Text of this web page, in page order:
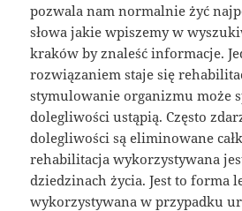
pozwala nam normalnie żyć
słowa jakie wpiszemy w
kraków by znaleść informacje.
rozwiązaniem staje się
stymulowanie organizmu może
dolegliwości ustąpią. Często
dolegliwości są eliminowane
rehabilitacja wykorzystywana
dziedzinach życia. Jest to forma
wykorzystywana w przypadku